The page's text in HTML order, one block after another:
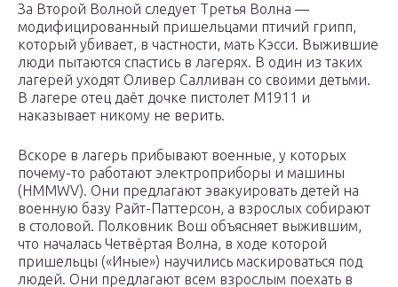
За Второй Волной следует Третья Волна —
модифицированный пришельцами птичий грипп,
который убивает, в частности, мать Кэсси. Выжившие
люди пытаются спастись в лагерях. В один из таких
лагерей уходят Оливер Салливан со своими детьми.
В лагере отец даёт дочке пистолет M1911 и
наказывает никому не верить.
Вскоре в лагерь прибывают военные, у которых
почему-то работают электроприборы и машины
(HMMWV). Они предлагают эвакуировать детей на
военную базу Райт-Паттерсон, а взрослых собирают
в столовой. Полковник Вош объясняет выжившим,
что началась Четвёртая Волна, в ходе которой
пришельцы («Иные») научились маскироваться под
людей. Они предлагают всем взрослым поехать в